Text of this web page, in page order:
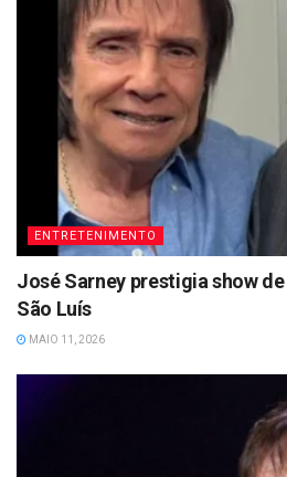
ENTRETENIMENTO
José Sarney prestigia show
São Luís
MAIO 11, 2026